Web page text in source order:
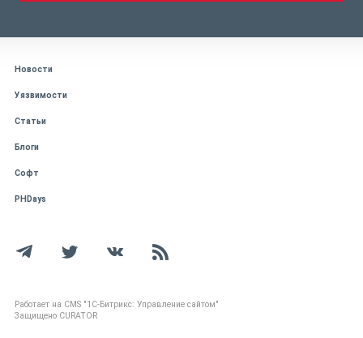
Новости
Уязвимости
Статьи
Блоги
Софт
PHDays
Работает на CMS "1С-Битрикс: Управление сайтом"
Защищено CURATOR